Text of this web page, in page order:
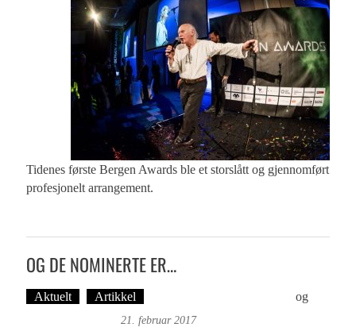
Tidenes første Bergen Awards ble et storslått og gjennomført
profesjonelt arrangement.
OG DE NOMINERTE ER…
Aktuelt Artikkel
og
21. februar 2017